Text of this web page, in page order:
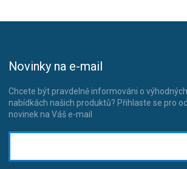
Novinky na e-mail
Chcete být pravdelně informováni o výhodných
nabídkách našich produktů? Přihlaste se pro
novinek na Váš e-mail